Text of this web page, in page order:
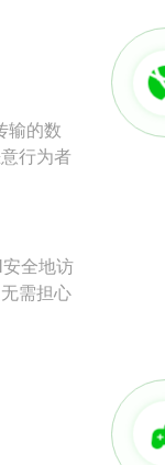
输的数
行为者
全地访
需担心